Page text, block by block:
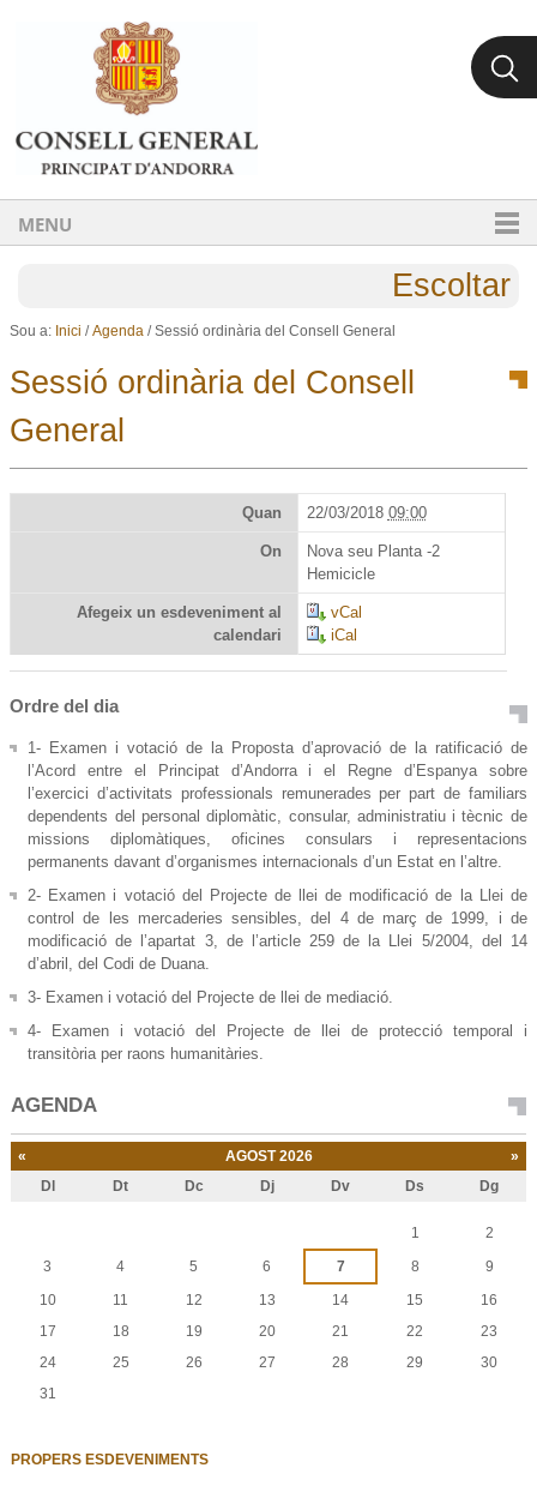
Ves al contingut.
Salta a la navegació
MENU
Escoltar
Sou a: Inici /Agenda /Sessió ordinària del Consell General
Sessió ordinària del Consell
General
Quan 22/03/2018 09:00
On
Nova seu Planta -2
Hemicicle
Afegeix un esdeveniment al
calendari
vCal
iCal
Ordre del dia
1- Examen i votació de la Proposta d’aprovació de la ratificació de
l’Acord entre el Principat d’Andorra i el Regne d’Espanya sobre
l’exercici d’activitats professionals remunerades per part de familiars
dependents del personal diplomàtic, consular, administratiu i tècnic de
missions diplomàtiques, oficines consulars i representacions
permanents davant d’organismes internacionals d’un Estat en l’altre.
2- Examen i votació del Projecte de llei de modificació de la Llei de
control de les mercaderies sensibles, del 4 de març de 1999, i de
modificació de l’apartat 3, de l’article 259 de la Llei 5/2004, del 14
d’abril, del Codi de Duana.
3- Examen i votació del Projecte de llei de mediació.
4- Examen i votació del Projecte de llei de protecció temporal i
transitòria per raons humanitàries.
AGENDA
« AGOST 2026 »
Dl Dt Dc Dj Dv Ds Dg
1
2
3
4 5 6 7 8
9
10
11 12 13 14 15
16
17
18 19 20 21 22
23
24
25 26 27 28 29
30
31
PROPERS ESDEVENIMENTS